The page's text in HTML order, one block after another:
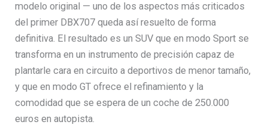
modelo original — uno de los aspectos más criticados
del primer DBX707 queda así resuelto de forma
definitiva. El resultado es un SUV que en modo Sport se
transforma en un instrumento de precisión capaz de
plantarle cara en circuito a deportivos de menor tamaño,
y que en modo GT ofrece el refinamiento y la
comodidad que se espera de un coche de 250.000
euros en autopista.